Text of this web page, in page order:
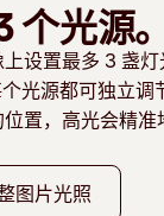
个光源
设置最多 3 盏
光源都可独立调
置，高光会精
图片光照